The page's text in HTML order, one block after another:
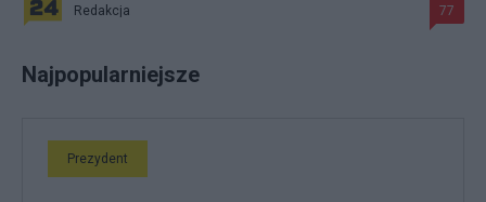
Redakcja 77
Najpopularniejsze
Prezydent